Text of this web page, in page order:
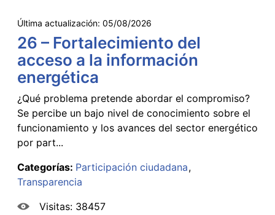
Última actualización: 05/08/2026
26 – Fortalecimiento del
acceso a la información
energética
¿Qué problema pretende abordar el compromiso?
Se percibe un bajo nivel de conocimiento sobre el
funcionamiento y los avances del sector energético
por part...
Categorías: Participación ciudadana
Transparencia
Visitas: 38457